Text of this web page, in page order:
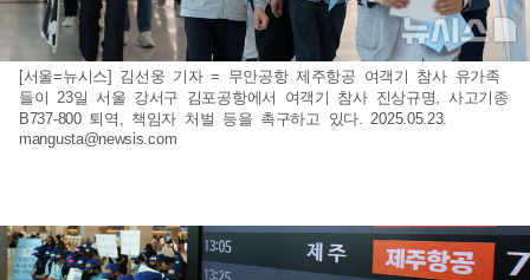
[서울=뉴시스] 김선웅 기자 = 무안공항 제주항공 여객기 참사 유가족
들이 23일 서울 강서구 김포공항에서 여객기 참사 진상규명, 사고기종
B737-800 퇴역, 책임자 처벌 등을 촉구하고 있다. 2025.05.23.
mangusta@newsis.com